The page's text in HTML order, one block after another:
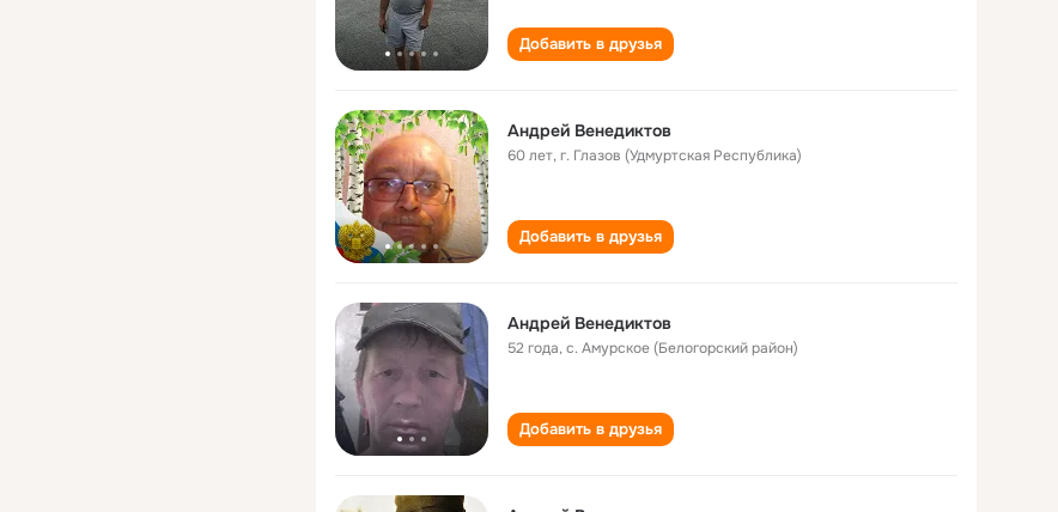
Добавить в друзья
Андрей Венедиктов
60 лет,г. Глазов (Удмуртская Республика)
Добавить в друзья
Андрей Венедиктов
52 года,с. Амурское (Белогорский район)
Добавить в друзья